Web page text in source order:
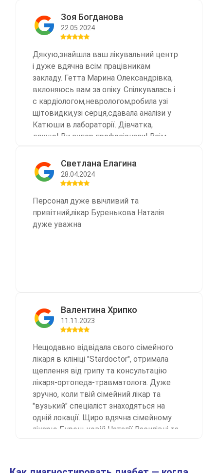
Зоя Богданова
22.05.2024
Дякую,знайшла ваш лікувальний центр
і дуже вдячна всім працівникам
закладу. Гетта Марина Олександрівка,
вклоняюсь вам за опіку. Спілкувалась і
с кардіологом,неврологом,робила узі
щітовидки,узі серця,сдавала аналізи у
Катюши в лабораторії. Дівчатка,
дякую! Ви супер професіонали! Всім
Светлана Елагина
28.04.2024
Персонал дуже ввічливий та
привітний,лікар Буренькова Наталія
дуже уважна
Валентина Хрипко
11.11.2023
Нещодавно відвідала свого сімейного
лікаря в клініці "Stardoctor", отримала
щеплення від грипу та консультацію
лікаря-ортопеда-травматолога. Дуже
зручно, коли твій сімейний лікар та
"вузький" спеціаліст знаходяться на
одній локації. Щиро вдячна сімейному
лікарю Буреньковій Наталії Василівні та